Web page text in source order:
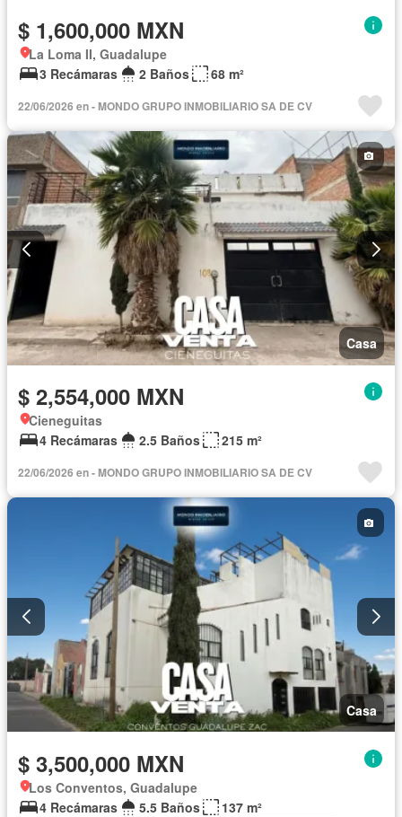
$ 1,600,000 MXN
La Loma II, Guadalupe
3 Recámaras
2 Baños 68 m²
22/06/2026 en - MONDO GRUPO INMOBILIARIO SA DE CV
Casa
$ 2,554,000 MXN
Cieneguitas
4 Recámaras
2.5 Baños 215 m²
22/06/2026 en - MONDO GRUPO INMOBILIARIO SA DE CV
Casa
$ 3,500,000 MXN
Los Conventos, Guadalupe
4 Recámaras
5.5 Baños
137 m²